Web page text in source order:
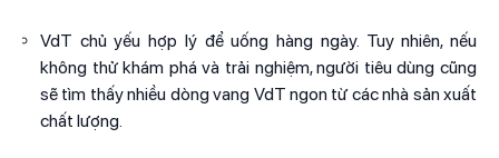
VdT chủ yếu hợp lý để uống hàng ngày. Tuy nhiên, nếu
không thử khám phá và trải nghiệm, người tiêu dùng cũng
sẽ tìm thấy nhiều dòng vang VdT ngon từ các nhà sản xuất
chất lượng.